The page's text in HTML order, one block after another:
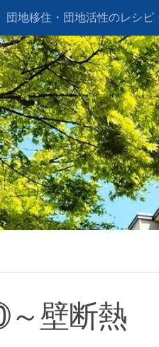
団地移住・団地活性のレシピ
＆代表のプロフィール
～壁断熱